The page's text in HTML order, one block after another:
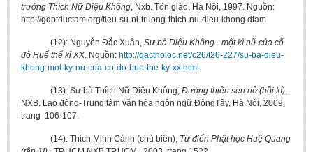
trưởng Thích Nữ Diệu Không, Nxb. Tôn giáo, Hà Nội, 1997. Nguồn:
http://gdptductam.org/tieu-su-ni-truong-thich-nu-dieu-khong.dtam
(12): Nguyễn Đắc Xuân, Sư bà Diệu Không - một kì nữ của cố
đô Huế thế kỉ XX. Nguồn: http://gactholoc.net/c26/t26-227/su-ba-dieu-
khong-mot-ky-nu-cua-co-do-hue-the-ky-xx.html .
(13): Sư bà Thích Nữ Diệu Không, Đường thiền sen nở (hồi kí),
NXB. Lao động-Trung tâm văn hóa ngôn ngữ ĐôngTây, Hà Nội, 2009,
trang 106-107.
(14): Thích Minh Cảnh (chủ biên), Từ điển Phật học Huệ Quang